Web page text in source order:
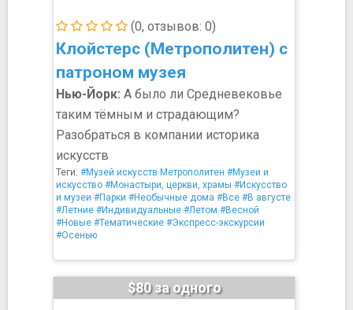
(0, отзывов: 0)
Клойстерс (Метрополитен) с
патроном музея
Нью-Йорк: А было ли Средневековье
таким тёмным и страдающим?
Разобраться в компании историка
искусств
Теги: #Музей искусств Метрополитен #Музеи и
искусство #Монастыри, церкви, храмы #Искусство
и музеи #Парки #Необычные дома #Все #В августе
#Летние #Индивидуальные #Летом #Весной
#Новые #Тематические #Экспресс-экскурсии
#Осенью
$80 за одного